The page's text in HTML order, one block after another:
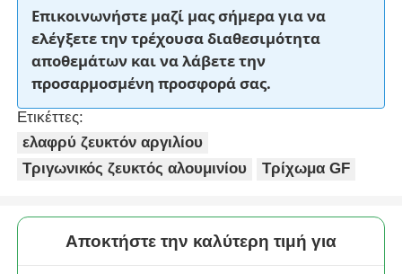
Σχετικά με εμάς
Επισκέψεις στο εργοστάσιο
Έλεγχος ποιότητας
Επικοινωνήστε μαζί μας
Ειδήσεις
Επικοινωνήστε μαζί μας σήμερα για να
ελέγξετε την τρέχουσα διαθεσιμότητα
αποθεμάτων και να λάβετε την
προσαρμοσμένη προσφορά σας.
Ετικέττες:
ελαφρύ ζευκτόν αργιλίου
Τριγωνικός ζευκτός αλουμινίου
Τρίχωμα GF
Αποκτήστε την καλύτερη τιμή για